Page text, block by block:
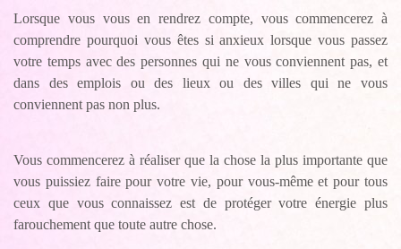
Lorsque vous vous en rendrez compte, vous commencerez à
comprendre pourquoi vous êtes si anxieux lorsque vous passez
votre temps avec des personnes qui ne vous conviennent pas, et
dans des emplois ou des lieux ou des villes qui ne vous
conviennent pas non plus.
Vous commencerez à réaliser que la chose la plus importante que
vous puissiez faire pour votre vie, pour vous-même et pour tous
ceux que vous connaissez est de protéger votre énergie plus
farouchement que toute autre chose.